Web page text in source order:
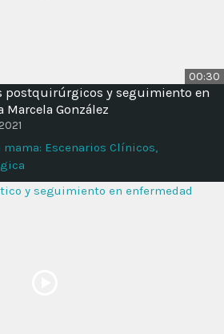
00:30
postquirúrgicos y seguimiento en
González
mama: Escenarios Clínicos,